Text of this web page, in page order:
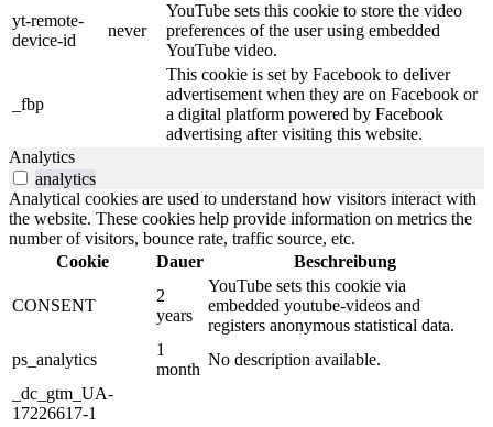
yt-remote-
device-id
never
YouTube sets this cookie to store the video
preferences of the user using embedded
YouTube video.
_fbp
This cookie is set by Facebook to deliver
advertisement when they are on Facebook or
a digital platform powered by Facebook
advertising after visiting this website.
Analytics
analytics
Analytical cookies are used to understand how visitors interact with
the website. These cookies help provide information on metrics the
number of visitors, bounce rate, traffic source, etc.
Cookie
Dauer Beschreibung
CONSENT
2
years
YouTube sets this cookie via
embedded youtube-videos and
registers anonymous statistical data.
ps_analytics
1
month
No description available.
_dc_gtm_UA-
17226617-1